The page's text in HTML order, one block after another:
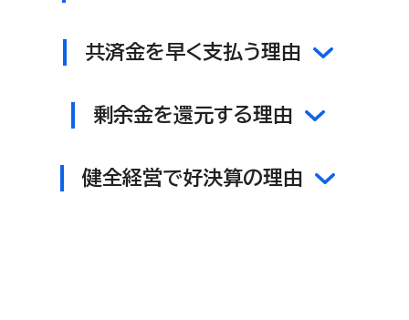
共済金を早く支払う理由
剰余金を還元する理由
健全経営で好決算の理由